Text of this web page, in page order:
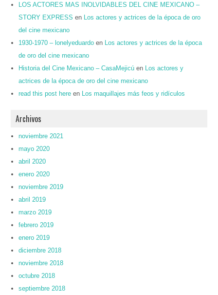
LOS ACTORES MAS INOLVIDABLES DEL CINE MEXICANO –
STORY EXPRESS en
Los actores y actrices de la época de oro
del cine mexicano
1930-1970 – lonelyeduardo en
Los actores y actrices de la época
de oro del cine mexicano
Historia del Cine Mexicano – CasaMejicú en
Los actores y
actrices de la época de oro del cine mexicano
read this post here en Los maquillajes más feos y ridículos
Archivos
noviembre 2021
mayo 2020
abril 2020
enero 2020
noviembre 2019
abril 2019
marzo 2019
febrero 2019
enero 2019
diciembre 2018
noviembre 2018
octubre 2018
septiembre 2018